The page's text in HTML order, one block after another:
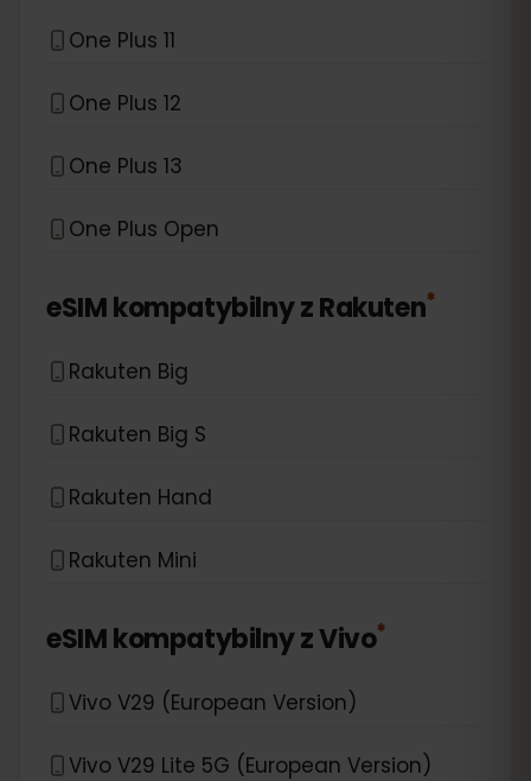
One Plus 11
One Plus 12
One Plus 13
One Plus Open
eSIM kompatybilny zRakuten*
Rakuten Big
Rakuten Big S
Rakuten Hand
Rakuten Mini
eSIM kompatybilny zVivo*
Vivo V29 (European Version)
Vivo V29 Lite 5G (European Version)